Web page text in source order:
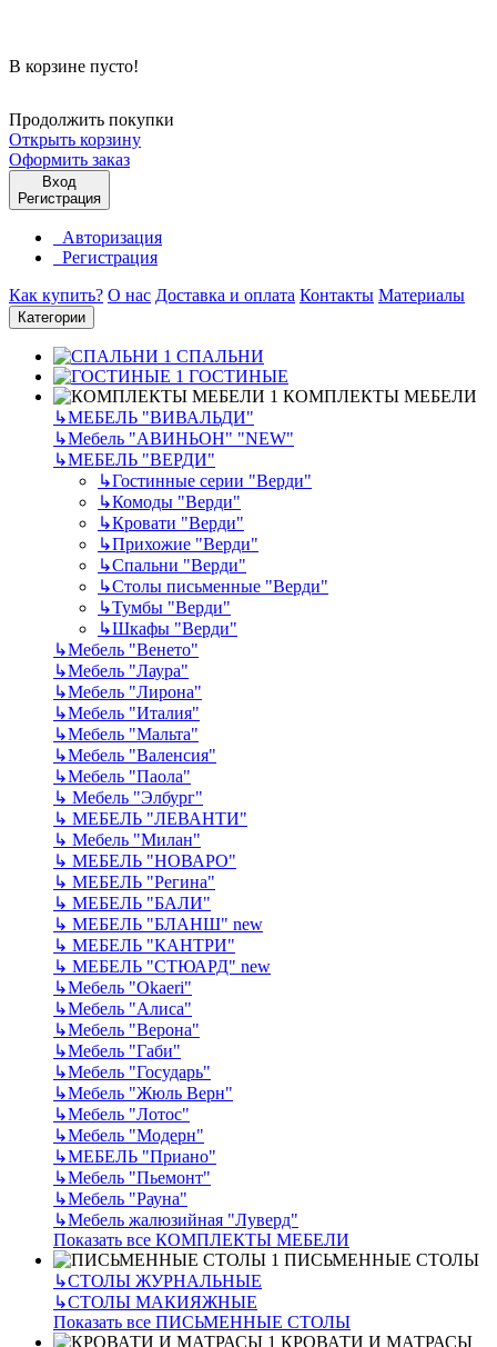
В корзине пусто!
Продолжить покупки
Открыть корзину
Оформить заказ
Вход
Регистрация
Авторизация
Регистрация
Как купить? О нас Доставка и оплата Контакты Материалы
Категории
СПАЛЬНИ
ГОСТИНЫЕ
КОМПЛЕКТЫ МЕБЕЛИ
↳МЕБЕЛЬ "ВИВАЛЬДИ"
↳Мебель "АВИНЬОН" "NEW"
↳МЕБЕЛЬ "ВЕРДИ"
↳Гостинные серии "Верди"
↳Комоды "Верди"
↳Кровати "Верди"
↳Прихожие "Верди"
↳Спальни "Верди"
↳Столы письменные "Верди"
↳Тумбы "Верди"
↳Шкафы "Верди"
↳Мебель "Венето"
↳Мебель "Лаура"
↳Мебель "Лирона"
↳Мебель "Италия"
↳Мебель "Мальта"
↳Мебель "Валенсия"
↳Мебель "Паола"
↳ Мебель "Элбург"
↳ МЕБЕЛЬ "ЛЕВАНТИ"
↳ Мебель "Милан"
↳ МЕБЕЛЬ "НОВАРО"
↳ МЕБЕЛЬ "Регина"
↳ МЕБЕЛЬ "БАЛИ"
↳ МЕБЕЛЬ "БЛАНШ" new
↳ МЕБЕЛЬ "КАНТРИ"
↳ МЕБЕЛЬ "СТЮАРД" new
↳Мебель "Okaeri"
↳Мебель "Алиса"
↳Мебель "Верона"
↳Мебель "Габи"
↳Мебель "Государь"
↳Мебель "Жюль Верн"
↳Мебель "Лотос"
↳Мебель "Модерн"
↳МЕБЕЛЬ "Приано"
↳Мебель "Пьемонт"
↳Мебель "Рауна"
↳Мебель жалюзийная "Луверд"
Показать все КОМПЛЕКТЫ МЕБЕЛИ
ПИСЬМЕННЫЕ СТОЛЫ
↳СТОЛЫ ЖУРНАЛЬНЫЕ
↳СТОЛЫ МАКИЯЖНЫЕ
Показать все ПИСЬМЕННЫЕ СТОЛЫ
КРОВАТИ И МАТРАСЫ